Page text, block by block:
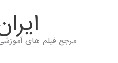
مرجع فیلم های